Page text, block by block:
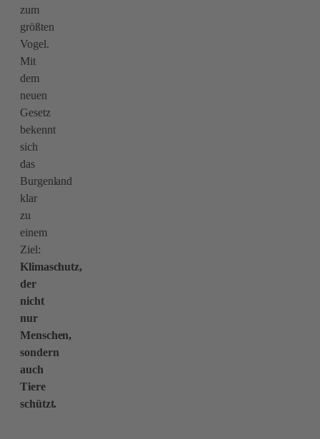
zum
größten
Vogel.
Mit
dem
neuen
Gesetz
bekennt
sich
das
Burgenland
klar
zu
einem
Ziel:
Klimaschutz,
der
nicht
nur
Menschen,
sondern
auch
Tiere
schützt.